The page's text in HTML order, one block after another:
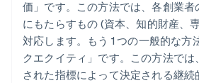
価」です。この方法では、各創業者
にもたらすもの (資本、知的財産、
対応します。もう 1 つの一般的な方
クエクイティ」です。この方法で
された指標によって決定される継